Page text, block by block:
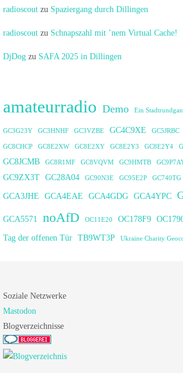
radioscout zu Spaziergang durch Dillingen
radioscout zu Schnapszahl mit ’nem Virtual Cache!
DjDog zu SAFA 2025 in Dillingen
amateurradio Demo Ein
GC3G23Y GC3HNHF GC3VZBE GC4C9XE GC5JRBC
GC8CHCP GC8E2XW GC8E2XY GC8E2Y3 GC8E2Y4
GC8JCMB
GC8R1MF GC8VQVM GC9HMTB
GC9ZX3T GC28A04 GC90N3E GC95E2P GC740TG
GCA3JHE GCA4EAE GCA4GDG GCA4YPC
GCA5571 noAfD OC11E20 OC178F9
Tag der offenen Tür TB9WT3P Ukraine Charity
Soziale Netzwerke
Mastodon
Blogverzeichnisse